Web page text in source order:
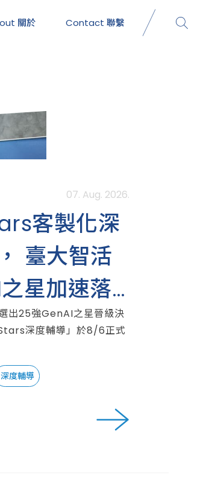
關於 Contact 聯繫
07. Aug. 2026.
客製化深
臺大智活
星加速落
25強GenAI之星晉級決
深度輔導」於8/6正式
深度輔導